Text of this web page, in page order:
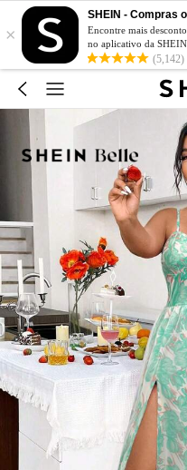
×
SHEIN - Compras
Encontre mais
no aplicativo da
(5,142)